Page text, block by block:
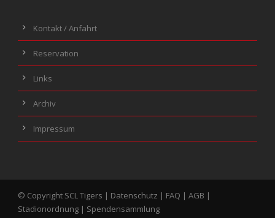
Kontakt / Anfahrt
Reservation
Links
Archiv
Impressum
© Copyright SCL Tigers | Datenschutz | FAQ | AGB |
Stadionordnung | Spendensammlung